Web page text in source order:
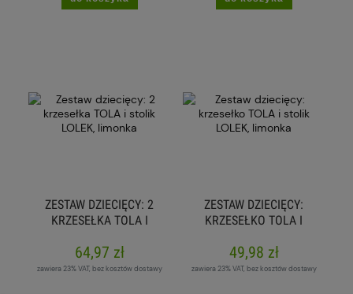
ZESTAW DZIECIĘCY: 2
KRZESEŁKA TOLA I
LIMONKA
64,97 zł
zawiera 23% VAT, bez kosztów dostawy
ZESTAW DZIECIĘCY:
KRZESEŁKO TOLA I
LIMONKA
49,98 zł
zawiera 23% VAT, bez kosztów dostawy